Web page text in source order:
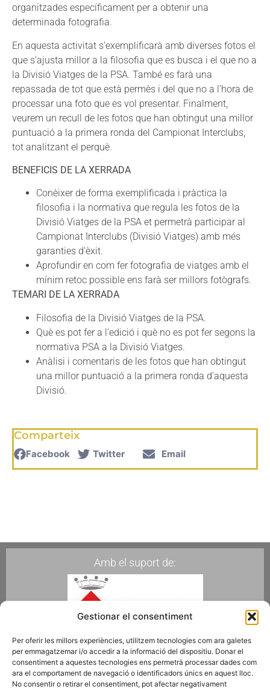
Gestionar el consentiment
Per oferir les millors experiències, utilitzem tecnologies com ara galetes
per emmagatzemar i/o accedir a la informació del dispositiu. Donar el
consentiment a aquestes tecnologies ens permetrà processar dades com
ara el comportament de navegació o identificadors únics en aquest lloc.
No consentir o retirar el consentiment, pot afectar negativament
organitzades específicament per a obtenir una
determinada fotografia.
En aquesta activitat s’exemplificarà amb diverses fotos el
que s’ajusta millor a la filosofia que es busca i el que no a
la Divisió Viatges de la PSA. També es farà una
repassada de tot que està permès i del que no a l’hora de
processar una foto que es vol presentar. Finalment,
veurem un recull de les fotos que han obtingut una millor
puntuació a la primera ronda del Campionat Interclubs,
tot analitzant el perquè.
BENEFICIS DE LA XERRADA
Conèixer de forma exemplificada i pràctica la
filosofia i la normativa que regula les fotos de la
Divisió Viatges de la PSA et permetrà participar al
Campionat Interclubs (Divisió Viatges) amb més
garanties d’èxit.
Aprofundir en com fer fotografia de viatges amb el
mínim retoc possible ens farà ser millors fotògrafs.
TEMARI DE LA XERRADA
Filosofia de la Divisió Viatges de la PSA.
Què es pot fer a l’edició i què no es pot fer segons la
normativa PSA a la Divisió Viatges.
Anàlisi i comentaris de les fotos que han obtingut
una millor puntuació a la primera ronda d’aquesta
Divisió.
Comparteix
Facebook Twitter Email
Amb el suport de:
Membres de: